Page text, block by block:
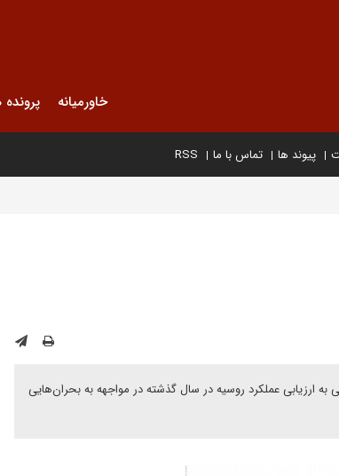
خاورمیانه
پیوند ها تماس با ما RSS
در یادداشتی برای ویژه نامه نوروز 94 دیپلماسی ایرانی به ارزیابی عملکرد روسیه در سال گذشته در مواجهه به بحران‌هایی